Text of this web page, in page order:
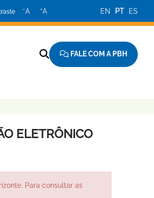
−A +A EN PT ES
FALE COM A PBH
ELETRÔNICO
Para consultar as